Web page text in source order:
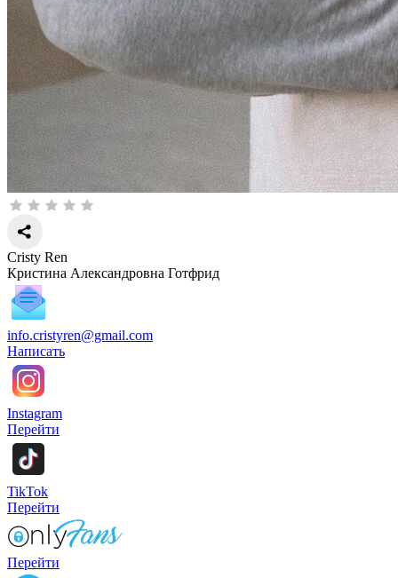
Cristy Ren
Кристина Александровна Готфрид
info.cristyren@gmail.com
Написать
Instagram
Перейти
TikTok
Перейти
Перейти